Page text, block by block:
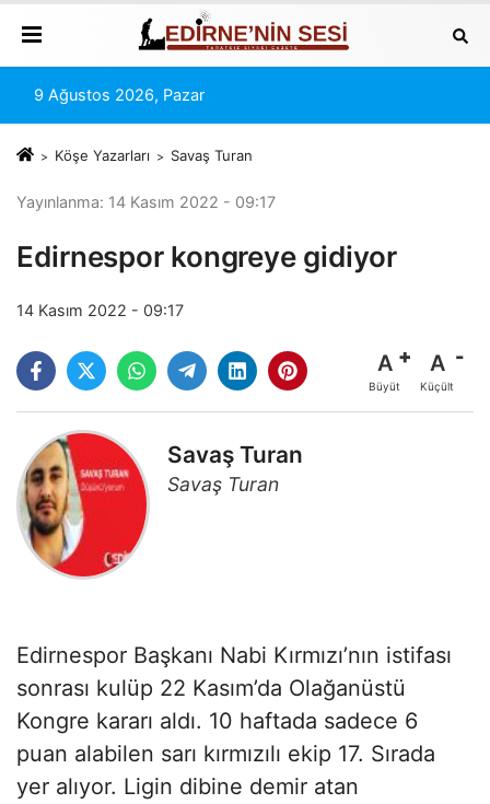
9 Ağustos 2026, Pazar
Köşe Yazarları Savaş Turan
Yayınlanma: 14 Kasım 2022 - 09:17
Edirnespor kongreye gidiyor
14 Kasım 2022 - 09:17
A
Büyüt
A
Küçült
Savaş Turan
Savaş Turan
Edirnespor Başkanı Nabi Kırmızı’nın istifası
sonrası kulüp 22 Kasım’da Olağanüstü
Kongre kararı aldı. 10 haftada sadece 6
puan alabilen sarı kırmızılı ekip 17. Sırada
yer alıyor. Ligin dibine demir atan